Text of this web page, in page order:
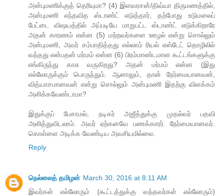
அன்புமணிக்குத் தெரியுமா? (4) இளவரசன்/திவ்யா திருமணத்தில்,
அன்புமணி எந்தவித ஸ்டாண்ட் எடுத்தார், தற்போது உடுமலைப்
பேட்டை விஷயத்தில் அப்படியே மாறுபட்ட ஸ்டாண்ட் எடுக்கிறாரே
அதன் காரணம் என்ன (5) மற்றவர்களை ஊழல் என்று சொல்லும்
அன்புமணி, அவர் சம்பாதித்தது எல்லாம் ரியல் எஸ்டேட் தொழிலில்
வந்தது என்பதன் மர்மம் என்ன (6) பிரம்மாண்டமான கூட்டங்களுக்கு
எங்கிருந்து காசு வருகிறது? அதன் மர்மம் என்ன (இது
எல்லோருக்கும் பொருந்தும். ஆனாலும், தான் நேர்மையானவன்,
வித்யாசமானவன் என்று சொல்லும் அன்புமணி இதற்கு விளக்கம்
அளிக்கவேண்டாமா?
இதுக்குப் பேசாமல், நடிகர் அஜீத்துக்கு முதல்வர் பதவி
அளித்துவிடலாம். அவர் ஏற்கனவே பணக்காரர். நேர்மையானவர்.
கொள்ளை அடிக்க வேண்டிய அவசியமில்லை.
Reply
நெல்லைத் தமிழன் March 30, 2016 at 8:11 AM
இவர்கள் எல்லோரும் (கூட்டத்துக்கு வந்தவர்கள் எல்லோரும்)